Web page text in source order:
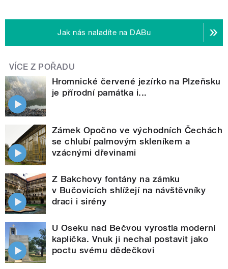
Jak nás naladíte na DABu
VÍCE Z POŘADU
Hromnické červené jezírko na Plzeňsku
je přírodní památka i...
Zámek Opočno ve východních Čechách
se chlubí palmovým skleníkem a
vzácnými dřevinami
Z Bakchovy fontány na zámku
v Bučovicích shlížejí na návštěvníky
draci i sirény
U Oseku nad Bečvou vyrostla moderní
kaplička. Vnuk ji nechal postavit jako
poctu svému dědečkovi